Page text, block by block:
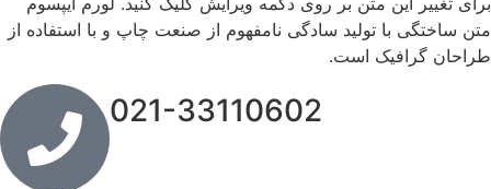
متن ساختگی با تولید سادگی نامفهوم از صنعت چاپ و با استفاده از
طراحان گرافیک است.
021-33110602